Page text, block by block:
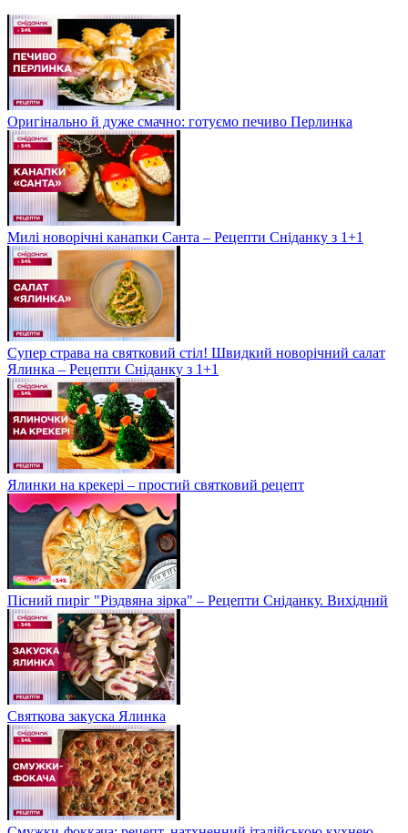
Оригінально й дуже смачно: готуємо печиво Перлинка
Милі новорічні канапки Санта – Рецепти Сніданку з 1+1
Супер страва на святковий стіл! Швидкий новорічний салат
Ялинка – Рецепти Сніданку з 1+1
Ялинки на крекері – простий святковий рецепт
Пісний пиріг "Різдвяна зірка" – Рецепти Сніданку. Вихідний
Святкова закуска Ялинка